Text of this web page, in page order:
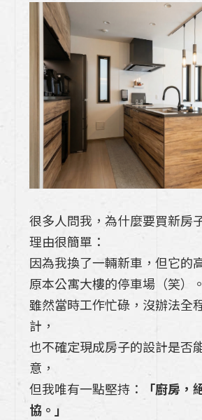
機，為什麼要和廚具一起規
《我如何挑選廚具?三大物
廚具該怎麼選?》
【廚房保養】別再等年底大
分鐘「順手清」，讓廚具永
【05熱愛生活的人】為了夢
一間房，為了完美的廚房拆
具！
2026 居家新年開運6大撇步
6項，運勢自然跟著轉好!
【04熱愛生活的人x
注重天然材料和開放感的空
【03熱愛生活的人x
家庭可以渡過美好時光的生
【02熱愛生活的人
代同堂全家歡
很多人問我，為什麼要買新房
理由很簡單：
因為我換了一輛新車，但它的
原本公寓大樓的停車場（笑）。
雖然當時工作忙碌，沒辦法全
計，
也不確定現成房子的設計是否
意，
但我唯有一點堅持：
「廚房，
協。」